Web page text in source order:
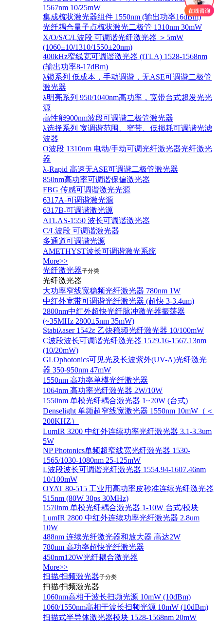
1567nm 10/25mW
集成梳状激光器组件 1550nm (输出功率16dBm)
光纤耦合量子点梳状激光二极管 1310nm 30mW
X/O/S/C/L波段 可调谐光纤激光器 ＞5mW
(1060±10/1310/1550±20nm)
400kHz窄线宽可调谐激光器 (iTLA) 1528-1568nm
(输出功率8-17dBm)
λ锁系列 低成本，手动调谐，无ASE可调谐二极管
激光器
λ明亮系列 950/1040nm高功率，宽带台式超发光光
源
高性能900nm波段可调谐二极管激光器
λ选择系列 宽调谐范围、窄带、低损耗可调谐光滤
波器
O波段 1310nm 电动/手动可调光纤激光器光纤激光
器
λ-Rapid 高速无ASE可调谐二极管激光器
850nm高功率可调谐保偏激光器
FBG 传感可调谐激光光源
6317A-可调谐激光源
6317B-可调谐激光源
ATLAS-1550 波长可调谐激光器
C/L波段 可调谐激光器
多通道可调谐光源
AMETHYST波长可调谐激光系统
More>>
光纤激光器子分类
光纤激光器
大功率窄线宽稳频光纤激光器 780nm 1W
中红外宽带可调谐光纤激光器 (超快 3-3.4um)
2800nm中红外超快光纤脉冲激光器振荡器
(~35MHz 2800±5nm 35mW)
Stabiλaser 1542ε 乙炔稳频光纤激光器 10/100mW
C波段波长可调谐光纤激光器 1529.16-1567.13nm
(10/20mW)
GLOphotonics可见光及长波紫外(UV-A)光纤激光
器 350-950nm 47mW
1550nm 高功率单模光纤激光器
1064nm 高功率光纤激光器 2W/10W
1550nm 单模光纤耦合激光器 1~20W (台式)
Denselight 单频超窄线宽激光器 1550nm 10mW（＜
200KHZ）
LumIR 3200 中红外连续功率光纤激光器 3.1-3.3um
5W
NP Photonics单频超窄线宽光纤激光器 1530-
1565/1030-1080nm 25-125mW
L波段波长可调谐光纤激光器 1554.94-1607.46nm
10/100mW
OYAT 80-515 工业用高功率皮秒准连续光纤激光器
515nm (80W 30ps 30MHz)
1570nm 单模光纤耦合激光器 1-10W 台式/模块
LumIR 2800 中红外连续功率光纤激光器 2.8um
10W
488nm 连续光纤激光器和放大器 高达2W
780nm 高功率超快光纤激光器
450nm120W光纤耦合激光器
More>>
扫描/扫频激光器子分类
扫描/扫频激光器
1060nm高相干波长扫频光源 10mW (10dBm)
1060/1550nm高相干波长扫频光源 10mW (10dBm)
扫描式半导体激光器模块 1528-1568nm 20mW